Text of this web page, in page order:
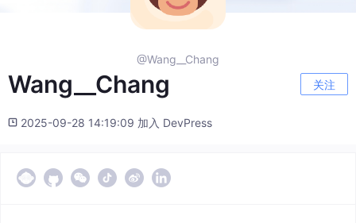
@Wang__Chang
Wang__Chang 关注
2025-09-28 14:19:09 加入 DevPress